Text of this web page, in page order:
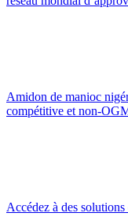
Amidon de manioc
compétitive et non-
Accédez à des